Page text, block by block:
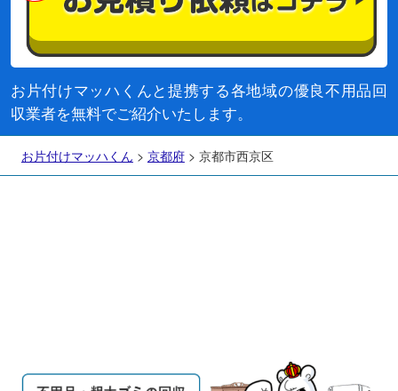
お片付けマッハくんと提携する各地域の優良不用品回
収業者を無料でご紹介いたします。
お片付けマッハくん > 京都府> 京都市西京区